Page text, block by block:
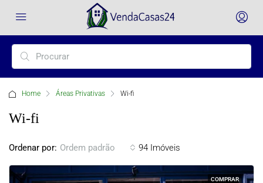
Home Áreas Privativas Wi-fi
Wi-fi
94 Imóveis
Ordenar por: Ordem padrão
COMPRAR